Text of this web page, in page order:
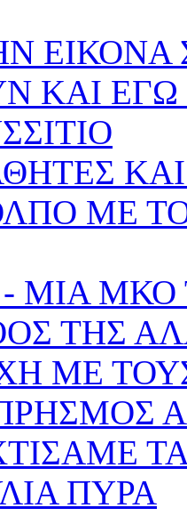
ΕΙΚΟΝΑ
ΚΑΙ ΕΓΩ
ΜΕ
ΜΙΑ
ΤΗΣ
ΜΕ
ΤΑ
ΠΥΡΑ